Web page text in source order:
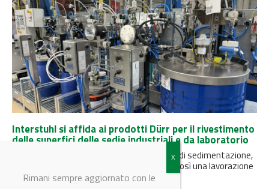
Interstuhl si affida ai prodotti Dürr per il rivestimento
delle superfici delle sedie industriali e da laboratorio
Le valvole Dürr non presentano spazi morti di sedimentazione,
nessun materiale si deposita, garantendo così una lavorazione
affidabile e pulita.
Rimani sempre aggiornato con le